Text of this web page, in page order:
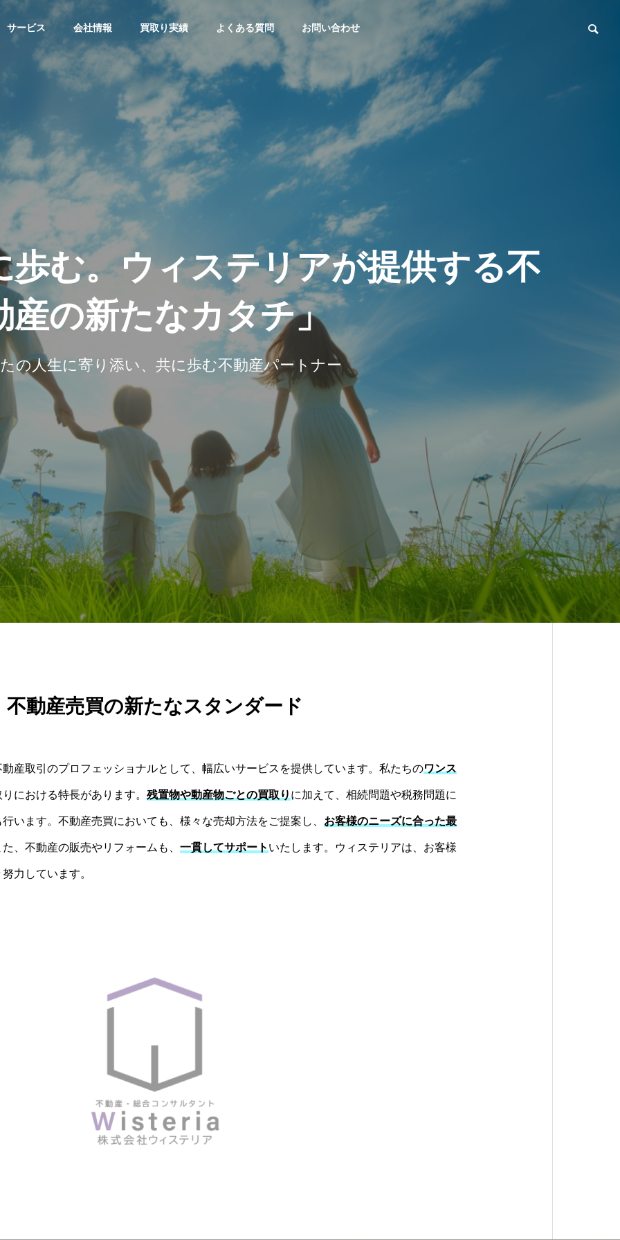
サービス 会社情報 買取り実績 よくある質問 お問い合わせ
歩む。ウィステリアが提供する不
産の新たなカタチ」
の人生に寄り添い、共に歩む不動産パートナー
不動産売買の新たなスタンダード
産取引のプロフェッショナルとして、幅広いサービスを提供しています。私たちのワンス
における特長があります。 残置物や動産物ごとの買取り に加えて、相続問題や税務問題に
います。不動産売買においても、様々な売却方法をご提案し、 お客様のニーズに合った最
、不動産の販売やリフォームも、 一貫してサポート いたします。ウィステリアは、お客様
力しています。